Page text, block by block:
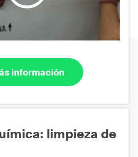
información
limpieza de